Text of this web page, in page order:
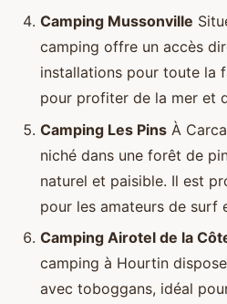
Camping Mussonville
camping offre un accès
installations pour toute la
pour profiter de la mer et
Camping Les Pins À
niché dans une forêt de
naturel et paisible. Il est
pour les amateurs de surf
Camping Airotel de la
camping à Hourtin
avec toboggans, idéal